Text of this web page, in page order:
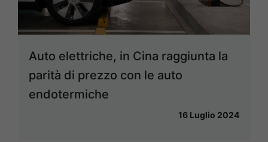
Auto elettriche, in Cina raggiunta la
parità di prezzo con le auto
endotermiche
16 Luglio 2024